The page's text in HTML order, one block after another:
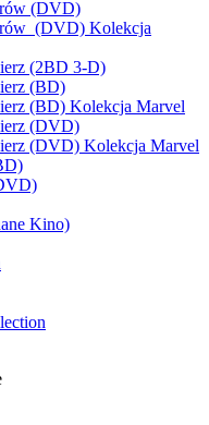
(DVD)
(DVD) Kolekcja
(2BD 3-D)
(BD)
(BD) Kolekcja Marvel
(DVD)
(DVD) Kolekcja Marvel
Kino)